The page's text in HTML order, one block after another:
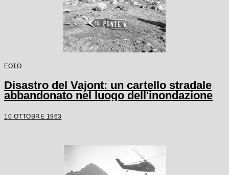
FOTO
Disastro del Vajont: un cartello stradale
abbandonato nel luogo dell'inondazione
10 OTTOBRE 1963